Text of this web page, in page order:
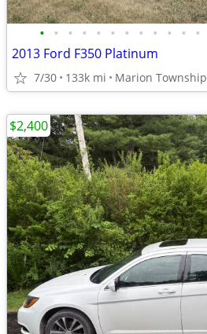
• • • • • • • • • • • •
2013 Ford F350 Platinum
7/30 133k mi Marion Township
$2,400